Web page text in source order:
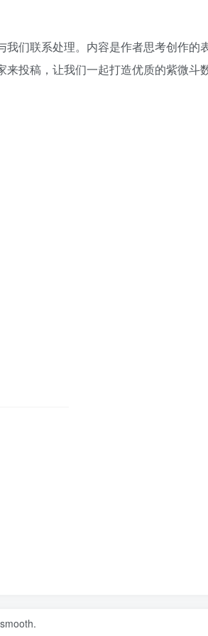
们联系处理。内容是作者思考创作的
投稿，让我们一起打造优质的紫微斗